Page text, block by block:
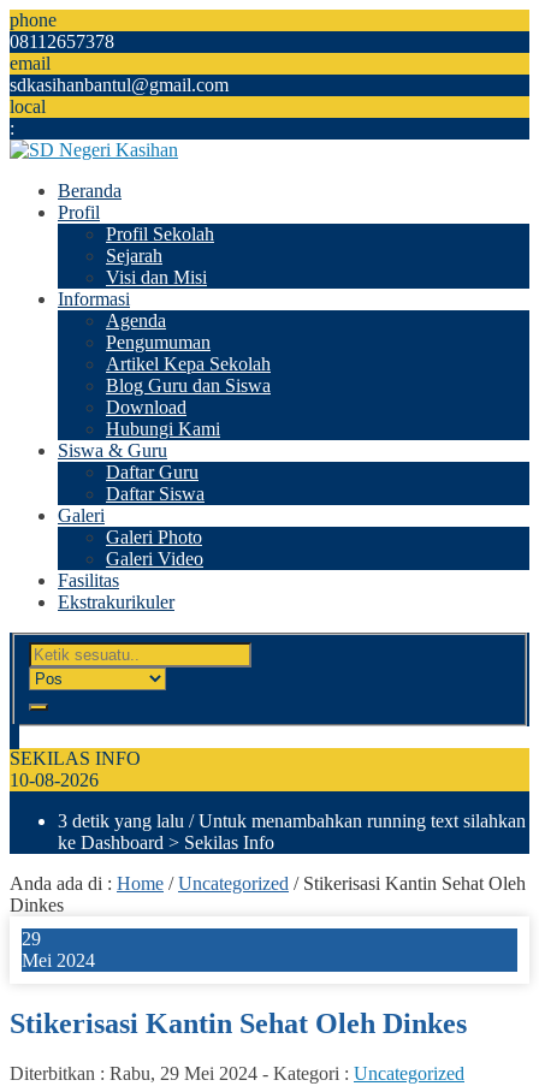
phone
08112657378
email
sdkasihanbantul@gmail.com
local
:
Beranda
Profil
Profil Sekolah
Sejarah
Visi dan Misi
Informasi
Agenda
Pengumuman
Artikel Kepa Sekolah
Blog Guru dan Siswa
Download
Hubungi Kami
Siswa & Guru
Daftar Guru
Daftar Siswa
Galeri
Galeri Photo
Galeri Video
Fasilitas
Ekstrakurikuler
SEKILAS INFO
10-08-2026
3 detik yang lalu / Untuk menambahkan running text silahkan
ke Dashboard > Sekilas Info
Anda ada di : Home /Uncategorized / Stikerisasi Kantin Sehat Oleh
Dinkes
29
Mei 2024
Stikerisasi Kantin Sehat Oleh Dinkes
Diterbitkan : Rabu, 29 Mei 2024 - Kategori : Uncategorized